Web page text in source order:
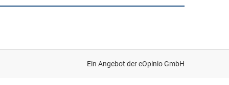
Ein Angebot dereOpinio GmbH